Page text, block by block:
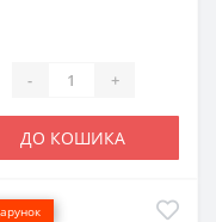
- +
ДО КОШИКА